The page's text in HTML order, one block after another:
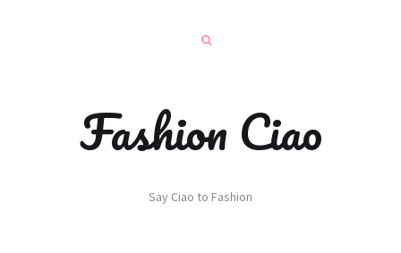
Fashion Ciao
Say Ciao to Fashion